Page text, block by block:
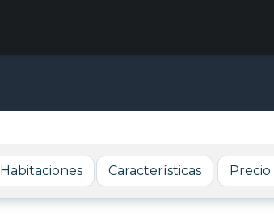
Precio
Habitaciones Características